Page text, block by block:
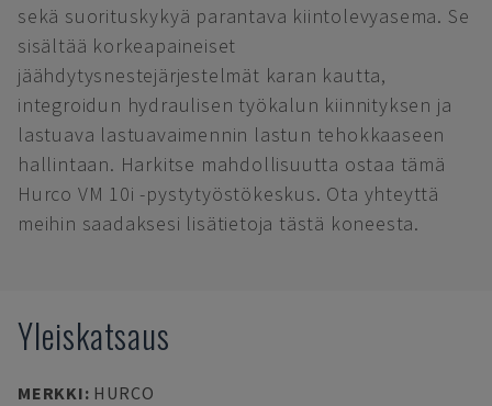
sekä suorituskykyä parantava kiintolevyasema. Se
sisältää korkeapaineiset
jäähdytysnestejärjestelmät karan kautta,
integroidun hydraulisen työkalun kiinnityksen ja
lastuava lastuavaimennin lastun tehokkaaseen
hallintaan. Harkitse mahdollisuutta ostaa tämä
Hurco VM 10i -pystytyöstökeskus. Ota yhteyttä
meihin saadaksesi lisätietoja tästä koneesta.
Yleiskatsaus
MERKKI: HURCO